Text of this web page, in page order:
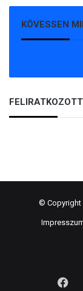
KÖVESSEN
© Copyright